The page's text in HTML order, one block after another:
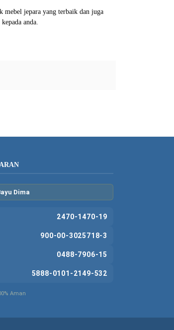
mebel jepara yang terbaik dan juga
anda.
Dima
2470-1470-19
900-00-3025718-3
0488-7906-15
5888-0101-2149-532
Aman